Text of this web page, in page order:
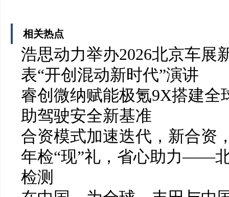
相关热点
浩思动力举办2026北京车展
表“开创混动新时代”演讲
睿创微纳赋能极氪9X搭建
助驾驶安全新基准
合资模式加速迭代，新合资
年检“现”礼，省心助力——
检测